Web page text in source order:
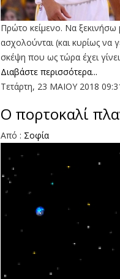
Πρώτο κείμενο. Να ξεκινήσω
ασχολούνται (και κυρίως να
σκέψη που ως τώρα έχει
Διαβάστε περισσότερα...
Τετάρτη, 23 ΜΑΙΟΥ 2018
Ο πορτοκαλί
Aπό : Σοφία